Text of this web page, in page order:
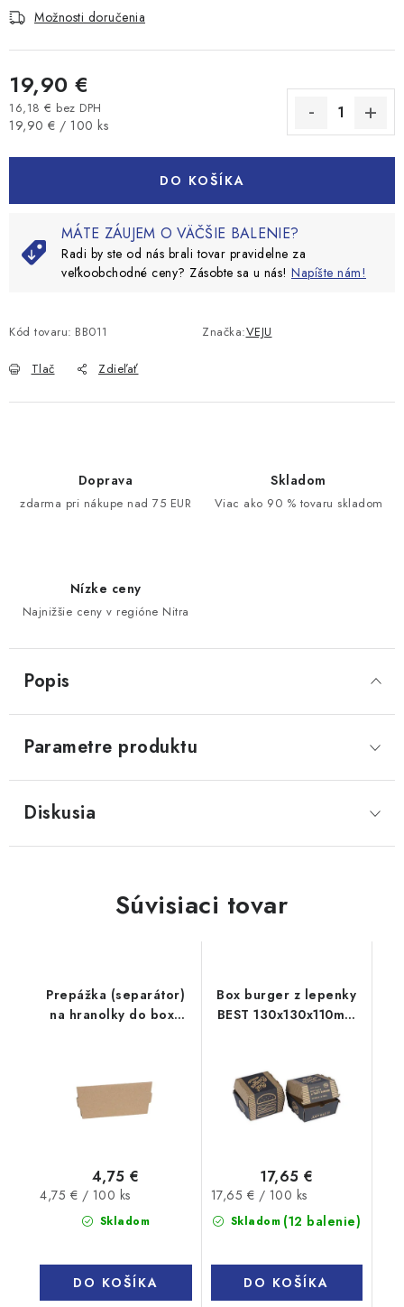
Možnosti doručenia
19,90 €
16,18 € bez DPH
Jednotková cena:
19,90 € / 100 ks
DO KOŠÍKA
MÁTE ZÁUJEM O VÄČŠIE BALENIE?
Radi by ste od nás brali tovar pravidelne za
veľkoobchodné ceny? Zásobte sa u nás! Napíšte nám!
Kód tovaru: BB011 Značka:VEJU
Tlač Zdieľať
Doprava
zdarma pri nákupe nad 75 EUR
Skladom
Viac ako 90 % tovaru skladom
Nízke ceny
Najnižšie ceny v regióne Nitra
Popis
Parametre produktu
Diskusia
Súvisiaci tovar
Prepážka (separátor)
na hranolky do boxu
Skladom
4,75 €
Jednotková
4,75 € / 100 ks
DO KOŠÍKA
Box burger z lepenky
BEST 130x130x110mm
Skladom (12 balenie)
17,65 €
Jednotková
cena:
17,65 € / 100 ks
DO KOŠÍKA